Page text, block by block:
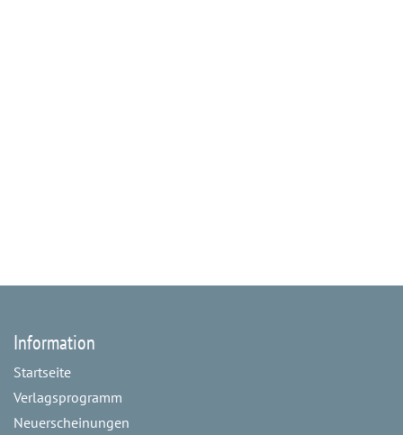
Information
Startseite
Verlagsprogramm
Neuerscheinungen